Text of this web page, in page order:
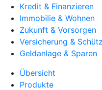
Kredit & Finanzieren
Immobilie & Wohnen
Zukunft & Vorsorgen
Versicherung &
Geldanlage & Sparen
Übersicht
Produkte